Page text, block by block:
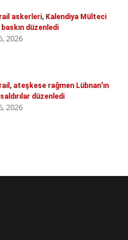
askerleri, Kalendiya Mülteci
baskın düzenledi
2026
ateşkese rağmen Lübnan'ın
düzenledi
2026